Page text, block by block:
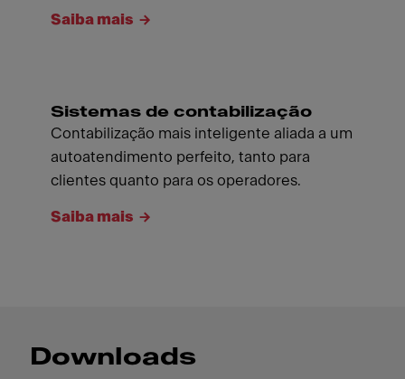
Saiba mais
Sistemas de contabilização
Contabilização mais inteligente aliada a um
autoatendimento perfeito, tanto para
clientes quanto para os operadores.
Saiba mais
Downloads